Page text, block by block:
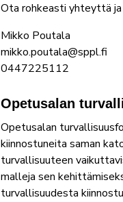
Ota rohkeasti yhteyttä
Mikko Poutala
mikko.poutala@sppl.fi
0447225112
Opetusalan
Opetusalan
kiinnostuneita saman
turvallisuuteen
malleja sen
turvallisuudesta